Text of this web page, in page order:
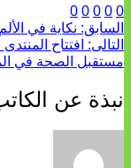
0
0
0
0
0
السابق: نكاية في
التالى: افتتاح
مستقبل الصحة في
نبذة عن